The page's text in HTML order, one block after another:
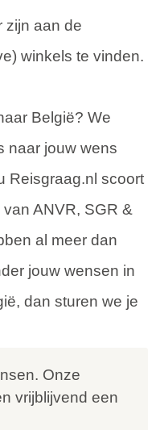
zijn aan de
winkels te vinden.
België? We
naar jouw wens
Reisgraag.nl scoort
ANVR, SGR &
al meer dan
jouw wensen in
dan sturen we je
Onze
vrijblijvend een